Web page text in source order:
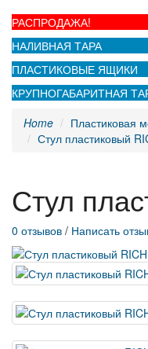
РАСПРОДАЖА!
НАЛИВНАЯ ТАРА
ПЛАСТИКОВЫЕ ЯЩИКИ
КРУПНОГАБАРИТНАЯ
Home
Пластиковая
Стул пластиковый
Стул
0 отзывов / Написать